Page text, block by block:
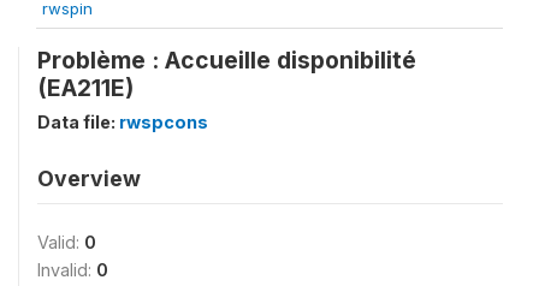
rwspin
Problème : Accueille disponibilité
(EA211E)
Data file: rwspcons
Overview
Valid: 0
Invalid: 0